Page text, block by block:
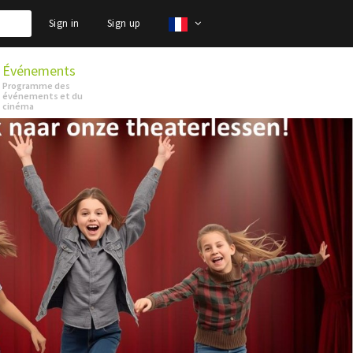
Sign in Sign up
Événements
Programme des
événements et du
cinéma